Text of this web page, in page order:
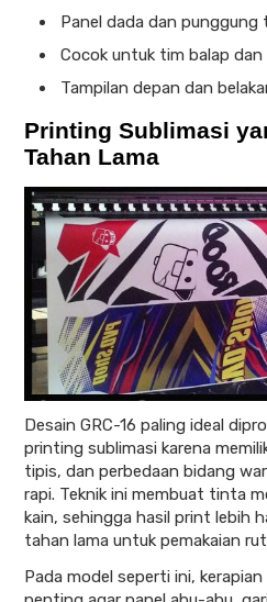
Panel dada dan punggung
Cocok untuk tim balap
Tampilan depan dan
Printing Sublimasi
Tahan Lama
Desain GRC-16 paling ideal
printing sublimasi karena
tipis, dan perbedaan bidang
rapi. Teknik ini membuat tinta
kain, sehingga hasil print lebih
tahan lama untuk pemakaian
Pada model seperti ini,